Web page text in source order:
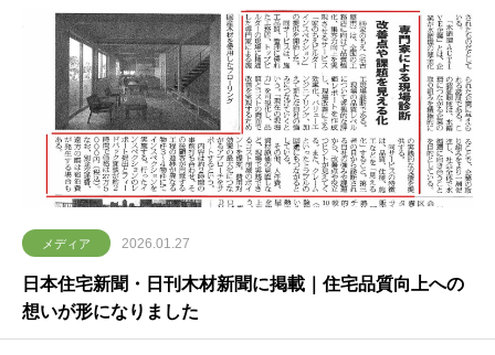
メディア 2026.01.27
日本住宅新聞・日刊木材新聞に掲載｜住宅品質向上への
想いが形になりました